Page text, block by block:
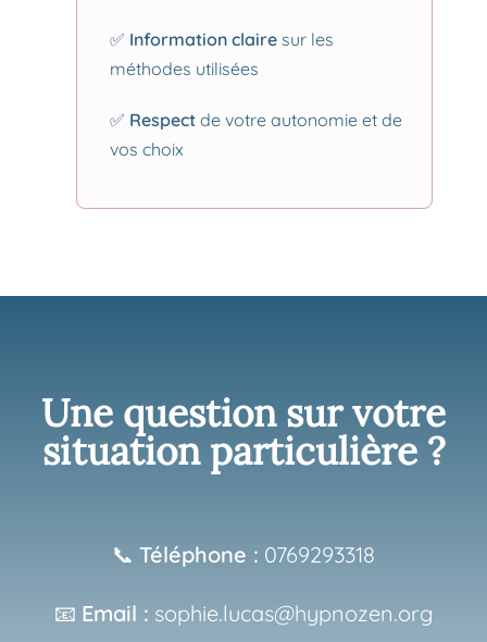
✅ Information claire sur les
méthodes utilisées
✅ Respect de votre autonomie et de
vos choix
Une question sur votre
situation particulière ?
📞 Téléphone : 0769293318
📧 Email : sophie.lucas@hypnozen.org